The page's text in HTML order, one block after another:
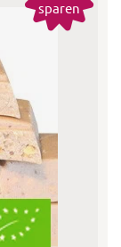
sparen